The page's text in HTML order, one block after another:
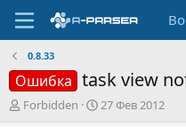
0.8.33
Ошибка task view
А
Forbidden
Д
27 Фев 2012